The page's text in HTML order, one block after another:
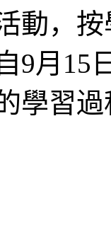
動，
9月15
學習